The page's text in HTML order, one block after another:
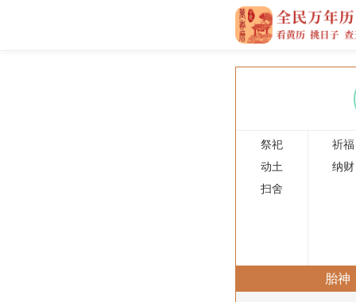
祭祀
祈福
动土
纳财
扫舍
胎神